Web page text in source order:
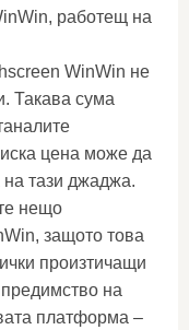
работещ на
WinWin не
Такава сума
цена може да
тази джаджа.
нещо
защото това
произтичащи
на
платформа –